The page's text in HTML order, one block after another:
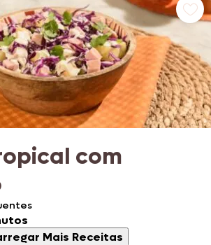
com
Mais Receitas